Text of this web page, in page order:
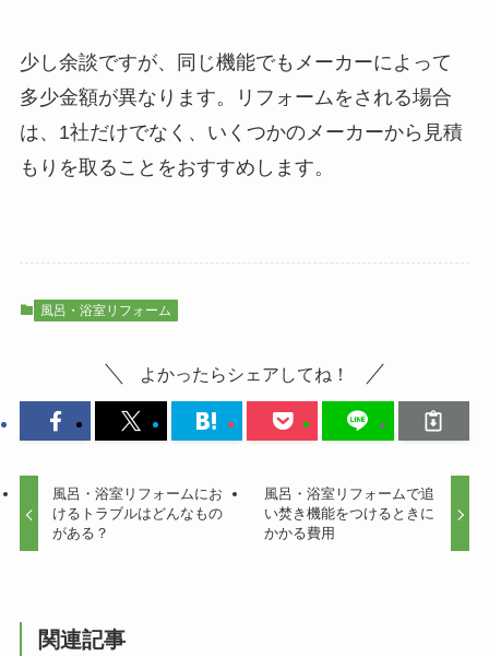
少し余談ですが、同じ機能でもメーカーによって
多少金額が異なります。リフォームをされる場合
は、1社だけでなく、いくつかのメーカーから見積
もりを取ることをおすすめします。
風呂・浴室リフォーム
よかったらシェアしてね！
風呂・浴室リフォームにお
けるトラブルはどんなもの
がある？
風呂・浴室リフォームで追
い焚き機能をつけるときに
かかる費用
関連記事